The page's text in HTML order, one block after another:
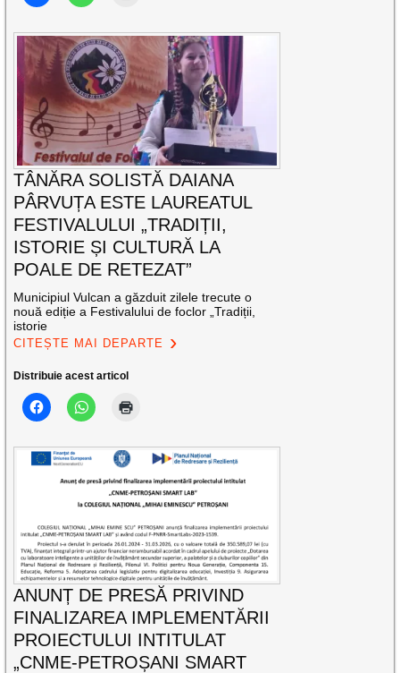
TÂNĂRA SOLISTĂ DAIANA
PÂRVUȚA ESTE LAUREATUL
FESTIVALULUI „TRADIȚII,
ISTORIE ȘI CULTURĂ LA
POALE DE RETEZAT”
Municipiul Vulcan a găzduit zilele trecute o
nouă ediție a Festivalului de foclor „Tradiții,
istorie
CITEȘTE MAI DEPARTE
Distribuie acest articol
ANUNȚ DE PRESĂ PRIVIND
FINALIZAREA IMPLEMENTĂRII
PROIECTULUI INTITULAT
„CNME-PETROȘANI SMART